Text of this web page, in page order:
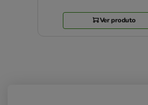
Ver produto